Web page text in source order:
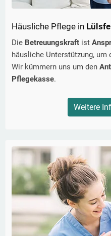
Häusliche Pflege in
Die Betreuungskraft ist
häusliche Unterstützung, um
Wir kümmern uns um den
Pflegekasse.
Weitere